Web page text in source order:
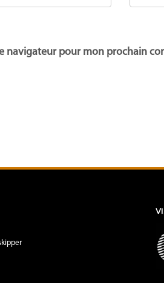
navigateur pour mon prochain